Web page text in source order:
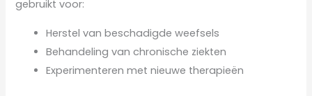
gebruikt voor:
Herstel van beschadigde weefsels
Behandeling van chronische ziekten
Experimenteren met nieuwe therapieën